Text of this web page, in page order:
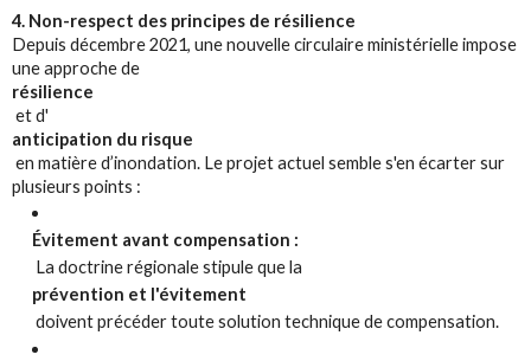
4. Non-respect des principes de résilience
Depuis décembre 2021, une nouvelle circulaire ministérielle impose
une approche de
résilience
et d'
anticipation du risque
en matière d’inondation. Le projet actuel semble s'en écarter sur
plusieurs points :
Évitement avant compensation :
La doctrine régionale stipule que la
prévention et l'évitement
doivent précéder toute solution technique de compensation.